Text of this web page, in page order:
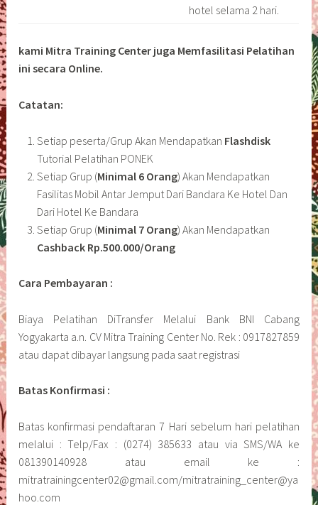
hotel selama 2 hari.
kami Mitra Training Center juga Memfasilitasi Pelatihan
ini secara Online.
Catatan:
Setiap peserta/Grup Akan Mendapatkan Flashdisk
Tutorial Pelatihan PONEK
Setiap Grup (Minimal 6 Orang) Akan Mendapatkan
Fasilitas Mobil Antar Jemput Dari Bandara Ke Hotel Dan
Dari Hotel Ke Bandara
Setiap Grup (Minimal 7 Orang) Akan Mendapatkan
Cashback Rp.500.000/Orang
Cara Pembayaran :
Biaya Pelatihan DiTransfer Melalui Bank BNI Cabang
Yogyakarta a.n. CV Mitra Training Center No. Rek : 0917827859
atau dapat dibayar langsung pada saat registrasi
Batas Konfirmasi :
Batas konfirmasi pendaftaran 7 Hari sebelum hari pelatihan
melalui : Telp/Fax : (0274) 385633 atau via SMS/WA ke
081390140928 atau email ke :
mitratrainingcenter02@gmail.com/mitratraining_center@ya
hoo.com